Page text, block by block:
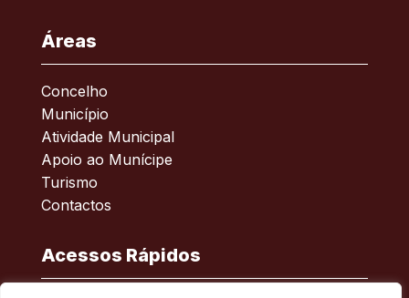
Áreas
Concelho
Município
Atividade Municipal
Apoio ao Munícipe
Turismo
Contactos
Acessos Rápidos